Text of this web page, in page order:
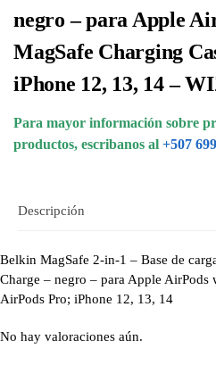
negro – para Apple
MagSafe Charging
iPhone 12, 13, 14 –
Para mayor información sobre
productos, escribanos al +507
Descripción
Belkin MagSafe 2-in-1 – Base de
Charge – negro – para Apple AirPods
AirPods Pro; iPhone 12, 13, 14
No hay valoraciones aún.